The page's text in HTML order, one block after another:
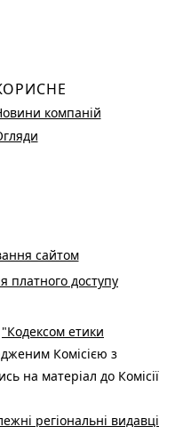
компаній
сайтом
платного доступу
"Кодексом етики
Комісією з
на матеріал до Комісії
регіональні видавці